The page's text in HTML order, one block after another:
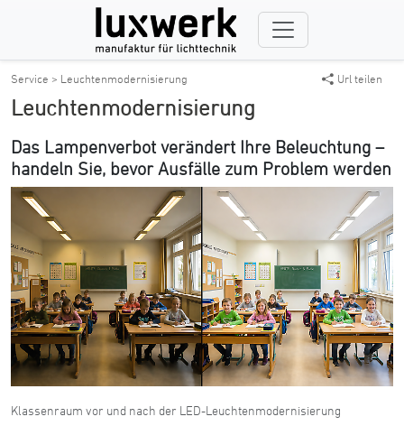
Service > Leuchtenmodernisierung Url teilen
Leuchtenmodernisierung
Das Lampenverbot verändert Ihre Beleuchtung –
handeln Sie, bevor Ausfälle zum Problem werden
Klassenraum vor und nach der LED-Leuchtenmodernisierung